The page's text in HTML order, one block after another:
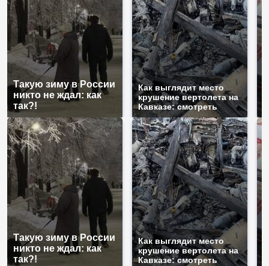
Такую зиму в России
никто не ждал: как
так?!
Как выглядит место
крушение вертолета на
Кавказе: смотреть
Такую зиму в России
никто не ждал: как
так?!
Как выглядит место
крушение вертолета на
Кавказе: смотреть